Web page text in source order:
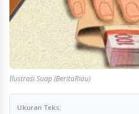
Ilustrasi Suap (BeritaRiau)
Ukuran Teks: